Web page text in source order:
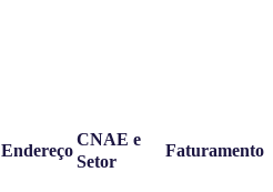
Endereço
CNAE e
Setor
Faturamento